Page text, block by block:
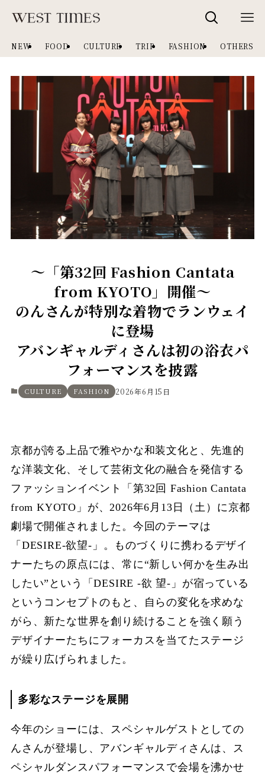
NEW FOOD CULTURE TRIP FASHION OTHERS
〜「第32回 Fashion Cantata
from KYOTO」開催〜
のんさんが特別な着物でランウェイ
に登場
アバンギャルディさんは初の浴衣パ
フォーマンスを披露
CULTURE FASHION 2026年6月15日
京都が誇る上品で雅やかな和装文化と、先進的
な洋装文化、そして芸術文化の融合を発信する
ファッションイベント「第32回 Fashion Cantata
from KYOTO」が、2026年6月13日（土）に京都
劇場で開催されました。今回のテーマは
「DESIRE-欲望-」。ものづくりに携わるデザイ
ナーたちの原点には、常に“新しい何かを⽣み出
したい”という「DESIRE -欲 望-」が宿っている
というコンセプトのもと、⾃らの変化を求めな
がら、新たな世界を創り続けることを強く願う
デザイナーたちにフォーカスを当てたステージ
が繰り広げられました。
多彩なステージを展開
今年のショーには、スペシャルゲストとしての
んさんが登場し、アバンギャルディさんは、ス
ペシャルダンスパフォーマンスで会場を沸かせ